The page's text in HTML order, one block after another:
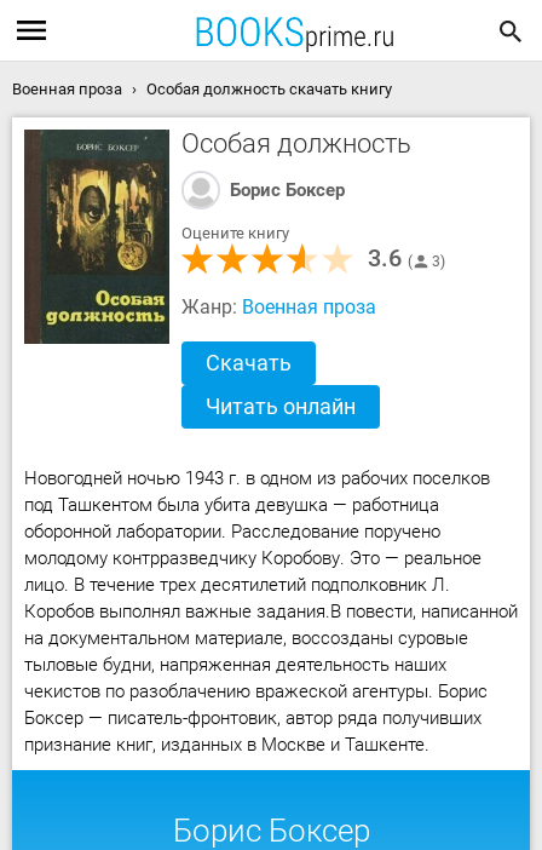
Военная проза Особая должность скачать книгу
Особая должность
Борис Боксер
Оцените книгу
3.6 3
Жанр: Военная проза
Скачать
Читать онлайн
Новогодней ночью 1943 г. в одном из рабочих поселков
под Ташкентом была убита девушка — работница
оборонной лаборатории. Расследование поручено
молодому контрразведчику Коробову. Это — реальное
лицо. В течение трех десятилетий подполковник Л.
Коробов выполнял важные задания.В повести, написанной
на документальном материале, воссозданы суровые
тыловые будни, напряженная деятельность наших
чекистов по разоблачению вражеской агентуры. Борис
Боксер — писатель-фронтовик, автор ряда получивших
признание книг, изданных в Москве и Ташкенте.
Борис Боксер